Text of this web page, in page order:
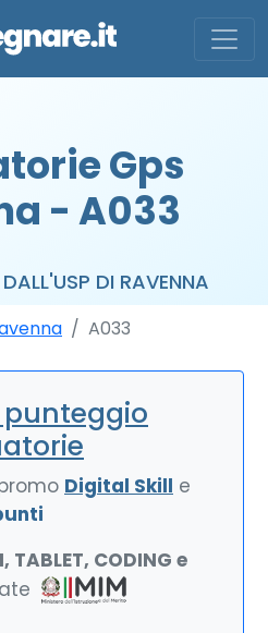
Gps
- A033
DI RAVENNA
A033
Digital Skill e
TABLET, CODING e